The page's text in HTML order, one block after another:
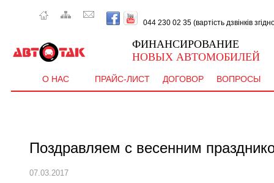
044 230 02 35 (вартість дзвінків
ФИНАНСИРОВАНИЕ
НОВЫХ АВТОМОБИЛЕЙ
О НАС ПРАЙС-ЛИСТ ДОГОВОР ВОПРОСЫ
Поздравляем с весенним
07.03.2017